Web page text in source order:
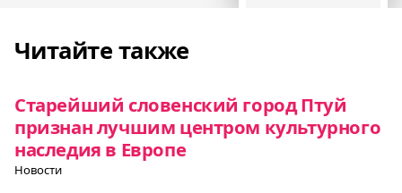
Читайте также
Старейший словенский город Птуй
признан лучшим центром культурного
наследия в Европе
Новости